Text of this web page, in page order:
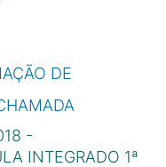
DE
-
INTEGRADO 1ª